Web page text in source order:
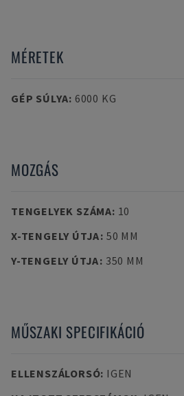
MÉRETEK
GÉP SÚLYA: 6000 KG
MOZGÁS
TENGELYEK SZÁMA: 10
X-TENGELY ÚTJA: 50 MM
Y-TENGELY ÚTJA: 350 MM
MŰSZAKI SPECIFIKÁCIÓ
ELLENSZÁLORSÓ: IGEN